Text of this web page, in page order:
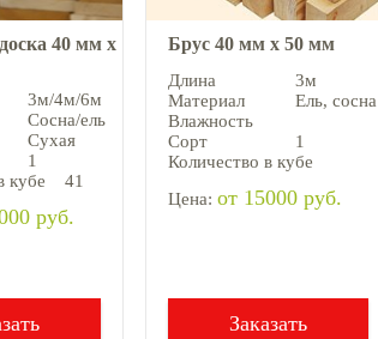
40 мм х
3м/4м/6м
Сосна/ель
Сухая
1
кубе
41
руб.
Брус 40 мм х 50 мм
Длина
3м
Материал
Ель, cосна
Влажность
Сорт
1
Количество в кубе
Цена: от 15000 руб.
Заказать